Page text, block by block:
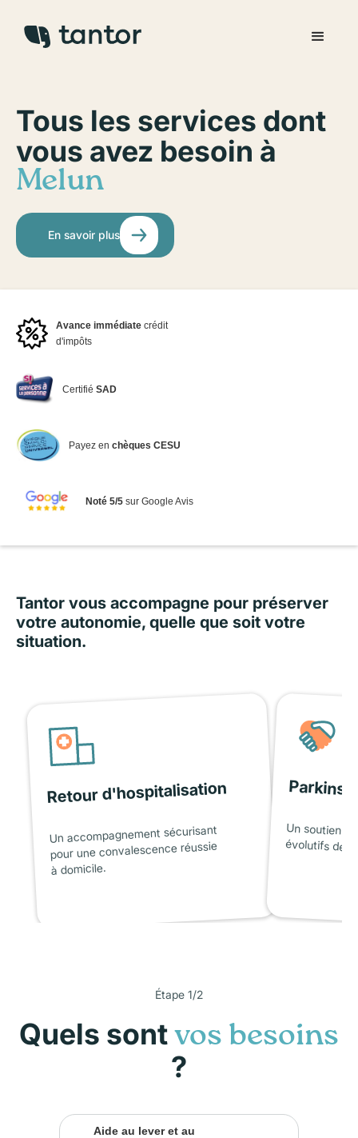
Tous les services dont
vous avez besoin à
Melun
En savoir plus
Avance immédiate crédit
d'impôts
CertifiéSAD
Payez en chèques CESU
Noté 5/5sur Google Avis
Tantor vous accompagne pour préserver
votre autonomie, quelle que soit votre
situation.
Retour d'hospitalisation
Un accompagnement sécurisant
pour une convalescence réussie
à domicile.
Un soutien
évolutifs de
Étape 1/2
Quels sont vos besoins
?
Aide au lever et au